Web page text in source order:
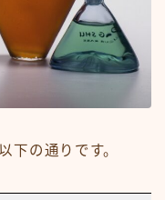
下の通りです。